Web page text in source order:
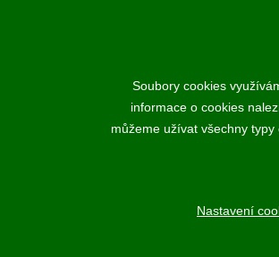
tržeb je prodávající povinen vystavit
Soubory cookies
informace o cookies
můžeme užívat všechny
Nastavení